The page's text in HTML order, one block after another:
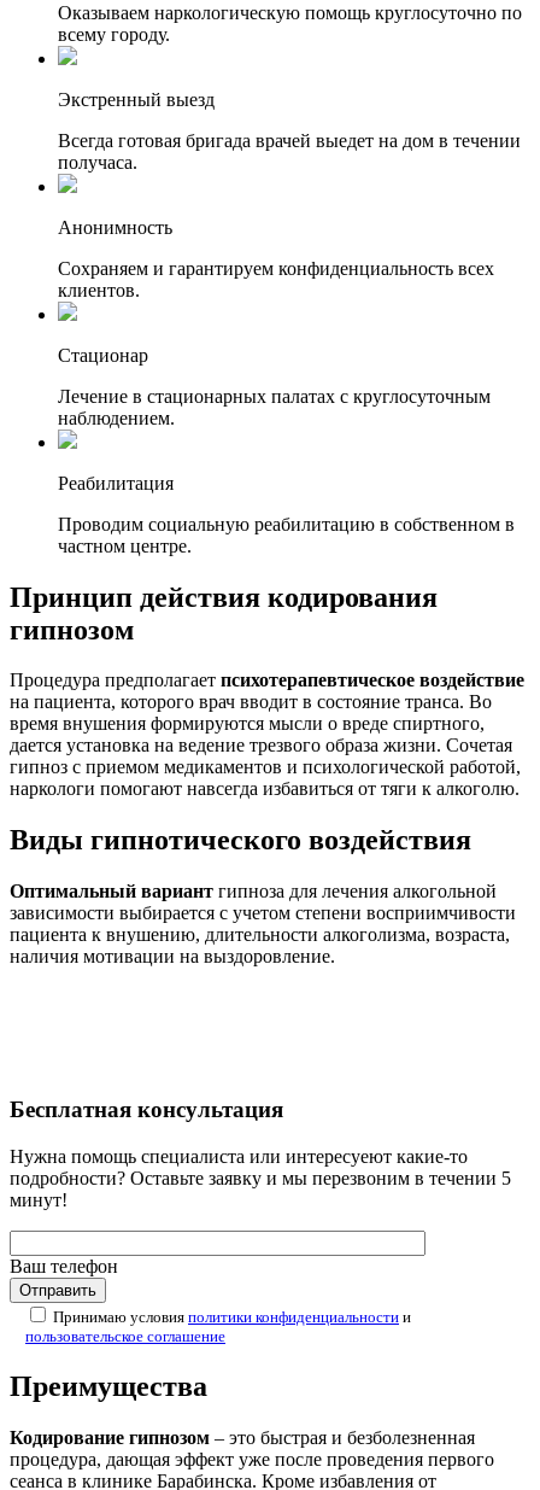
Оказываем наркологическую помощь круглосуточно по
всему городу.
Экстренный выезд
Всегда готовая бригада врачей выедет на дом в течении
получаса.
Анонимность
Сохраняем и гарантируем конфиденциальность всех
клиентов.
Стационар
Лечение в стационарных палатах с круглосуточным
наблюдением.
Реабилитация
Проводим социальную реабилитацию в собственном в
частном центре.
Принцип действия кодирования
гипнозом
Процедура предполагает психотерапевтическое воздействие
на пациента, которого врач вводит в состояние транса. Во
время внушения формируются мысли о вреде спиртного,
дается установка на ведение трезвого образа жизни. Сочетая
гипноз с приемом медикаментов и психологической работой,
наркологи помогают навсегда избавиться от тяги к алкоголю.
Виды гипнотического воздействия
Оптимальный вариант гипноза для лечения алкогольной
зависимости выбирается с учетом степени восприимчивости
пациента к внушению, длительности алкоголизма, возраста,
наличия мотивации на выздоровление.
Бесплатная консультация
Нужна помощь специалиста или интересуеют какие-то
подробности? Оставьте заявку и мы перезвоним в течении 5
минут!
Ваш телефон
Принимаю условия политики конфиденциальности и
пользовательское соглашение
Преимущества
Кодирование гипнозом – это быстрая и безболезненная
процедура, дающая эффект уже после проведения первого
сеанса в клинике Барабинска. Кроме избавления от